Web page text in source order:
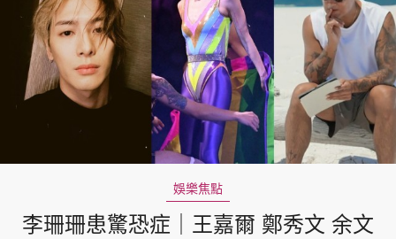
娛樂焦點
李珊珊患驚恐症｜王嘉爾 鄭秀文 余文